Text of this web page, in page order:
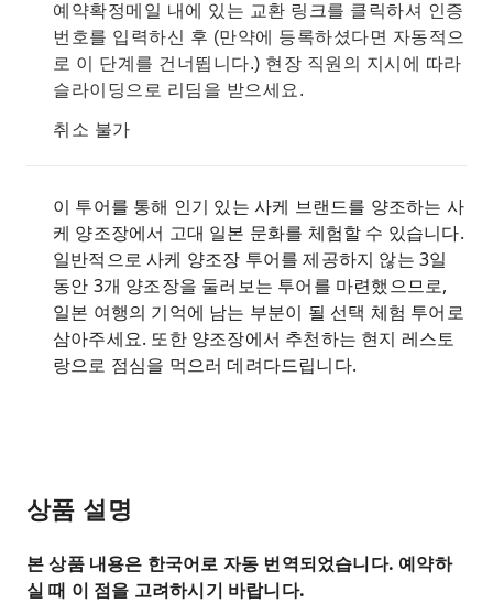
예약확정메일 내에 있는 교환 링크를 클릭하셔 인증
번호를 입력하신 후 (만약에 등록하셨다면 자동적으
로 이 단계를 건너뜁니다.) 현장 직원의 지시에 따라
슬라이딩으로 리딤을 받으세요.
취소 불가
이 투어를 통해 인기 있는 사케 브랜드를 양조하는 사
케 양조장에서 고대 일본 문화를 체험할 수 있습니다.
일반적으로 사케 양조장 투어를 제공하지 않는 3일
동안 3개 양조장을 둘러보는 투어를 마련했으므로,
일본 여행의 기억에 남는 부분이 될 선택 체험 투어로
삼아주세요. 또한 양조장에서 추천하는 현지 레스토
랑으로 점심을 먹으러 데려다드립니다.
상품 설명
본 상품 내용은 한국어로 자동 번역되었습니다. 예약하
실 때 이 점을 고려하시기 바랍니다.